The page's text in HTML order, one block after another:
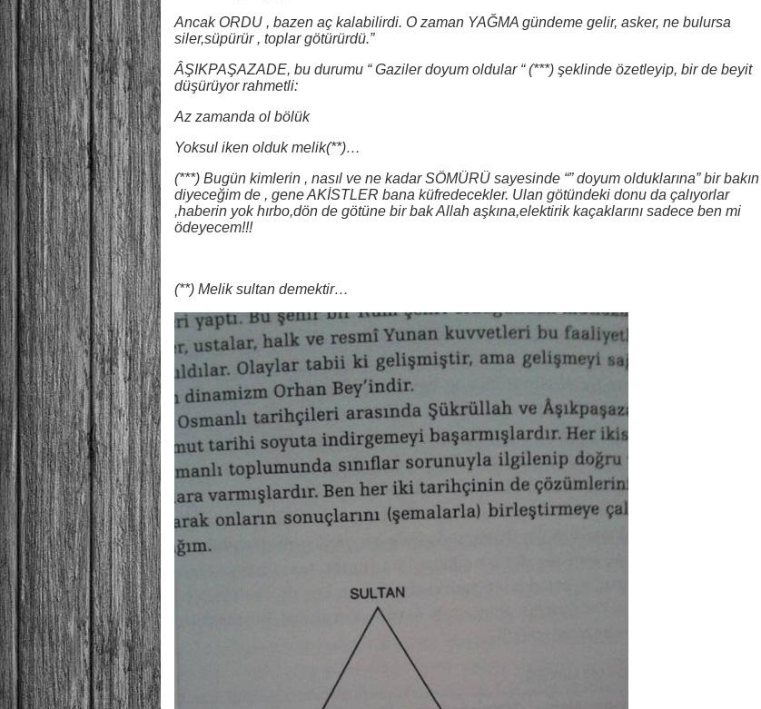
Ancak ORDU , bazen aç kalabilirdi. O zaman YAĞMA gündeme gelir, asker, ne bulursa
siler,süpürür , toplar götürürdü.”
ÂŞIKPAŞAZADE, bu durumu “ Gaziler doyum oldular “ (***) şeklinde özetleyip, bir de beyit
düşürüyor rahmetli:
Az zamanda ol bölük
Yoksul iken olduk melik(**)…
(***) Bugün kimlerin , nasıl ve ne kadar SÖMÜRÜ sayesinde “” doyum olduklarına” bir bakın
diyeceğim de , gene AKİSTLER bana küfredecekler. Ulan götündeki donu da çalıyorlar
,haberin yok hırbo,dön de götüne bir bak Allah aşkına,elektirik kaçaklarını sadece ben mi
ödeyecem!!!
(**) Melik sultan demektir…